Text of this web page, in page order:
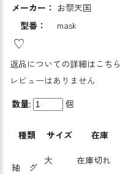
メーカー： お祭天国
型番：
mask
返品についての詳細はこちら
レビューはありません
数量:
個
種類 サイズ 在庫
紬 グ
大 在庫切れ